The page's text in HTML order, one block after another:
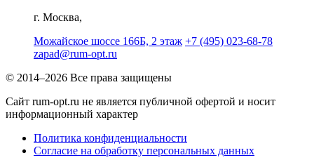
г. Москва,
Можайское шоссе 166Б, 2 этаж +7 (495) 023-68-78
zapad@rum-opt.ru
© 2014–2026 Все права защищены
Сайт rum-opt.ru не является публичной офертой и носит
информационный характер
Политика конфиденциальности
Согласие на обработку персональных данных